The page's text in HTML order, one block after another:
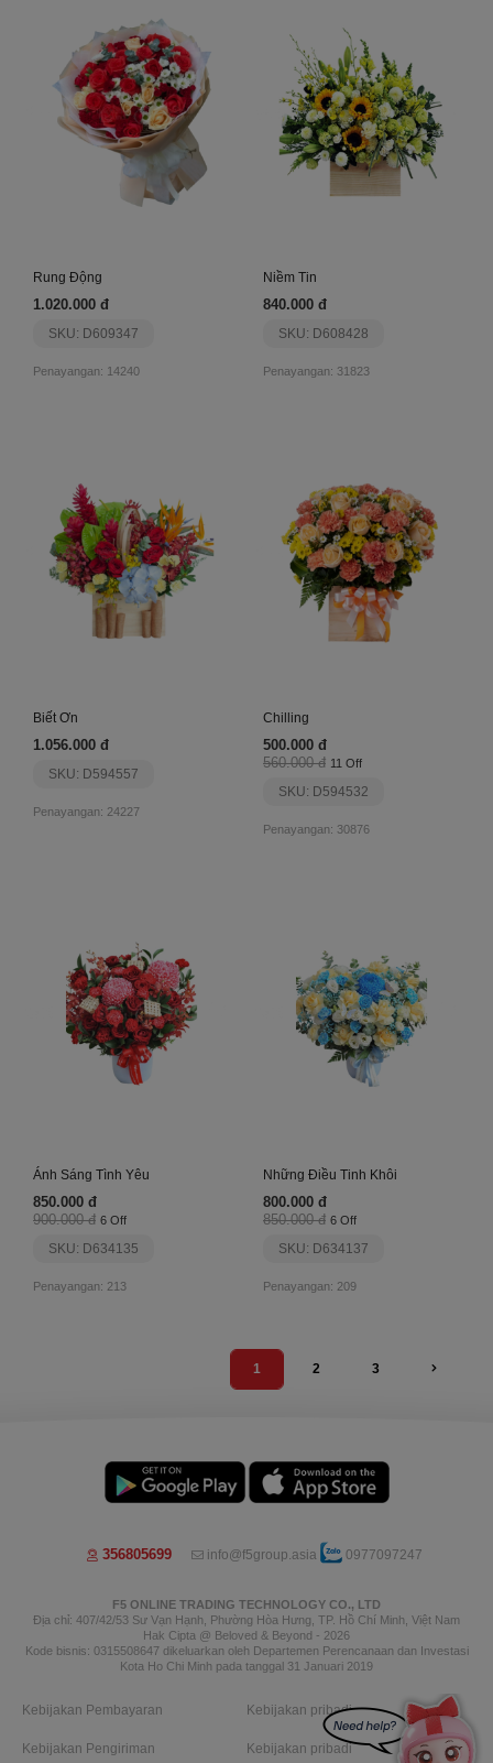
Rung Động
1.020.000 đ
SKU: D609347
Penayangan: 14240
Niềm Tin
840.000 đ
SKU: D608428
Penayangan: 31823
Biết Ơn
1.056.000 đ
SKU: D594557
Penayangan: 24227
Chilling
500.000 đ
560.000 đ 11 Off
SKU: D594532
Penayangan: 30876
Ánh Sáng Tình Yêu
850.000 đ
900.000 đ 6 Off
SKU: D634135
Penayangan: 213
Những Điều Tinh Khôi
800.000 đ
850.000 đ 6 Off
SKU: D634137
Penayangan: 209
1 2 3
356805699 info@f5group.asia 0977097247
F5 ONLINE TRADING TECHNOLOGY CO., LTD
Địa chỉ: 407/42/53 Sư Vạn Hạnh, Phường Hòa Hưng, TP. Hồ Chí Minh, Việt Nam
Hak Cipta @ Beloved & Beyond - 2026
Kode bisnis: 0315508647 dikeluarkan oleh Departemen Perencanaan dan Investasi
Kota Ho Chi Minh pada tanggal 31 Januari 2019
Kebijakan Pembayaran Kebijakan pribadi
Kebijakan Pengiriman Kebijakan pribadi